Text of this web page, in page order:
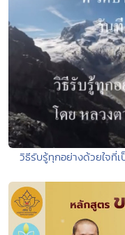
วิธีรับรู้ทุกอย่างด้วยใจ